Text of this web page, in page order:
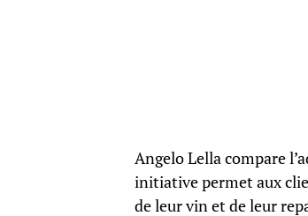
Angelo Lella compare
initiative permet aux
de leur vin et de leur